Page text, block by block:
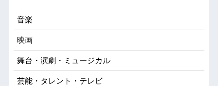
音楽
映画
舞台・演劇・ミュージカル
芸能・タレント・テレビ